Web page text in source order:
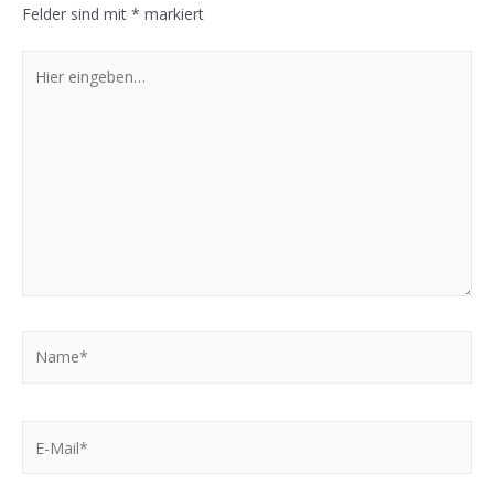
Felder sind mit * markiert
eingeben…
Mail*